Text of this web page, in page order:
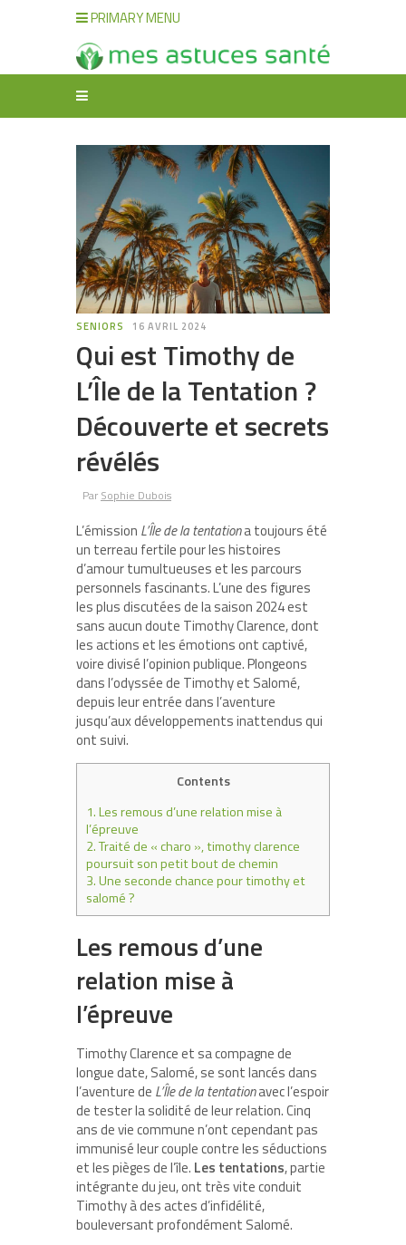
PRIMARY MENU
SENIORS 16 AVRIL 2024
Qui est Timothy de
L’Île de la Tentation ?
Découverte et secrets
révélés
Par Sophie Dubois
L’émission L’Île de la tentationa toujours été
un terreau fertile pour les histoires
d’amour tumultueuses et les parcours
personnels fascinants. L’une des figures
les plus discutées de la saison 2024 est
sans aucun doute Timothy Clarence, dont
les actions et les émotions ont captivé,
voire divisé l’opinion publique. Plongeons
dans l’odyssée de Timothy et Salomé,
depuis leur entrée dans l’aventure
jusqu’aux développements inattendus qui
ont suivi.
Contents
1.Les remous d’une relation mise à
l’épreuve
2.Traité de « charo », timothy clarence
poursuit son petit bout de chemin
3.Une seconde chance pour timothy et
salomé ?
Les remous d’une
relation mise à
l’épreuve
Timothy Clarence et sa compagne de
longue date, Salomé, se sont lancés dans
l’aventure de L’Île de la tentationavec l’espoir
de tester la solidité de leur relation. Cinq
ans de vie commune n’ont cependant pas
immunisé leur couple contre les séductions
et les pièges de l’île. Les tentations, partie
intégrante du jeu, ont très vite conduit
Timothy à des actes d’infidélité,
bouleversant profondément Salomé.